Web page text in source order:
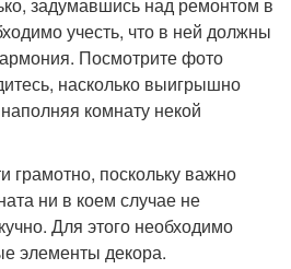
учесть, что в ней должны
Посмотрите фото
насколько выигрышно
комнату некой
грамотно, поскольку важно
ни в коем случае не
Для этого необходимо
элементы декора.